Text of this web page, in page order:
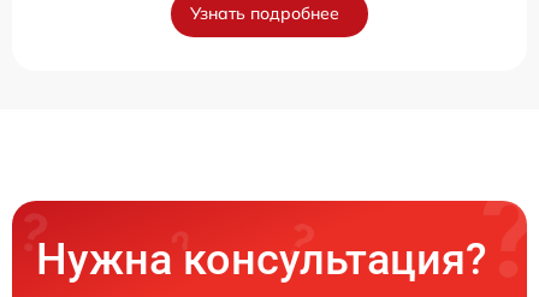
Узнать подробнее
Нужна консультация?